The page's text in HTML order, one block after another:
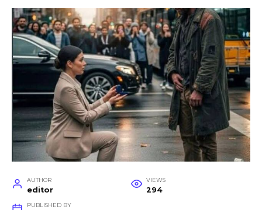
AUTHOR
editor
VIEWS
294
PUBLISHED BY